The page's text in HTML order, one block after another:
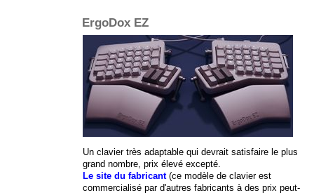
ErgoDox EZ
Un clavier très adaptable qui devrait satisfaire le plus
grand nombre, prix élevé excepté.
Le site du fabricant(ce modèle de clavier est
commercialisé par d'autres fabricants à des prix peut-